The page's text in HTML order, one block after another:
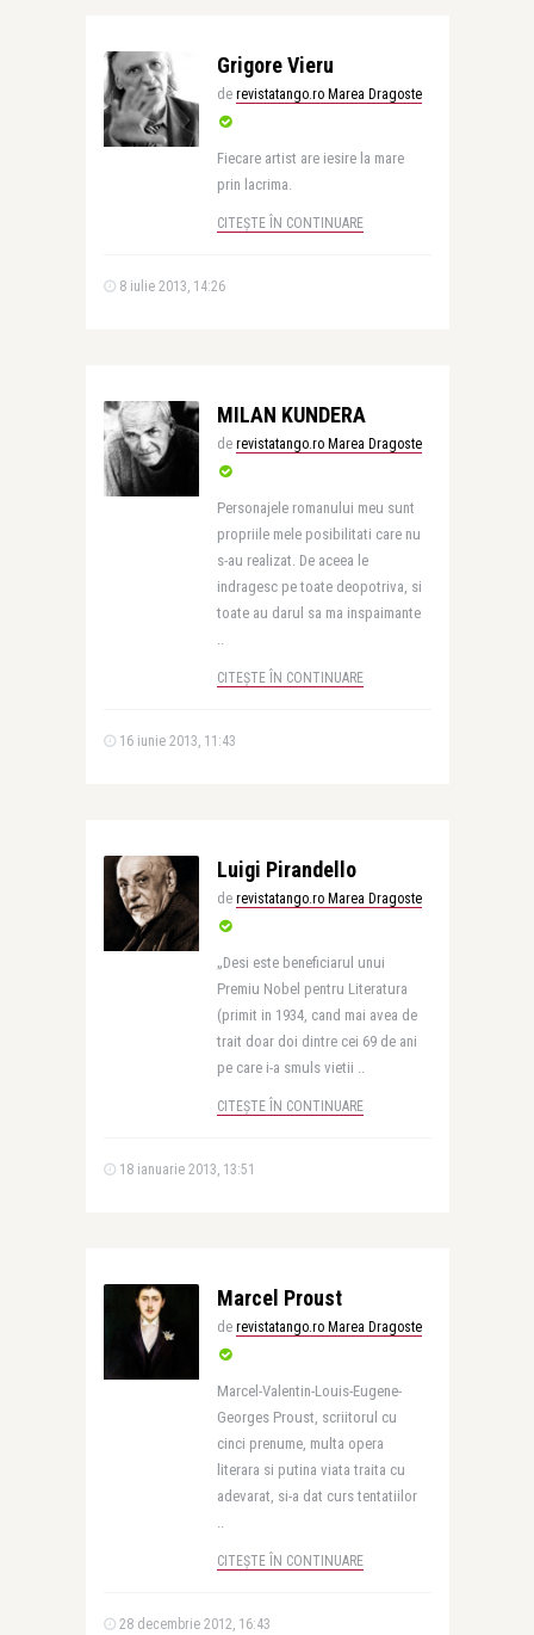
Grigore Vieru
de revistatango.ro Marea Dragoste
Fiecare artist are iesire la mare
prin lacrima.
CITEȘTE ÎN CONTINUARE
8 iulie 2013, 14:26
MILAN KUNDERA
de revistatango.ro Marea Dragoste
Personajele romanului meu sunt
propriile mele posibilitati care nu
s-au realizat. De aceea le
indragesc pe toate deopotriva, si
toate au darul sa ma inspaimante
..
CITEȘTE ÎN CONTINUARE
16 iunie 2013, 11:43
Luigi Pirandello
de revistatango.ro Marea Dragoste
„Desi este beneficiarul unui
Premiu Nobel pentru Literatura
(primit in 1934, cand mai avea de
trait doar doi dintre cei 69 de ani
pe care i-a smuls vietii ..
CITEȘTE ÎN CONTINUARE
18 ianuarie 2013, 13:51
Marcel Proust
de revistatango.ro Marea Dragoste
Marcel-Valentin-Louis-Eugene-
Georges Proust, scriitorul cu
cinci prenume, multa opera
literara si putina viata traita cu
adevarat, si-a dat curs tentatiilor
..
CITEȘTE ÎN CONTINUARE
28 decembrie 2012, 16:43